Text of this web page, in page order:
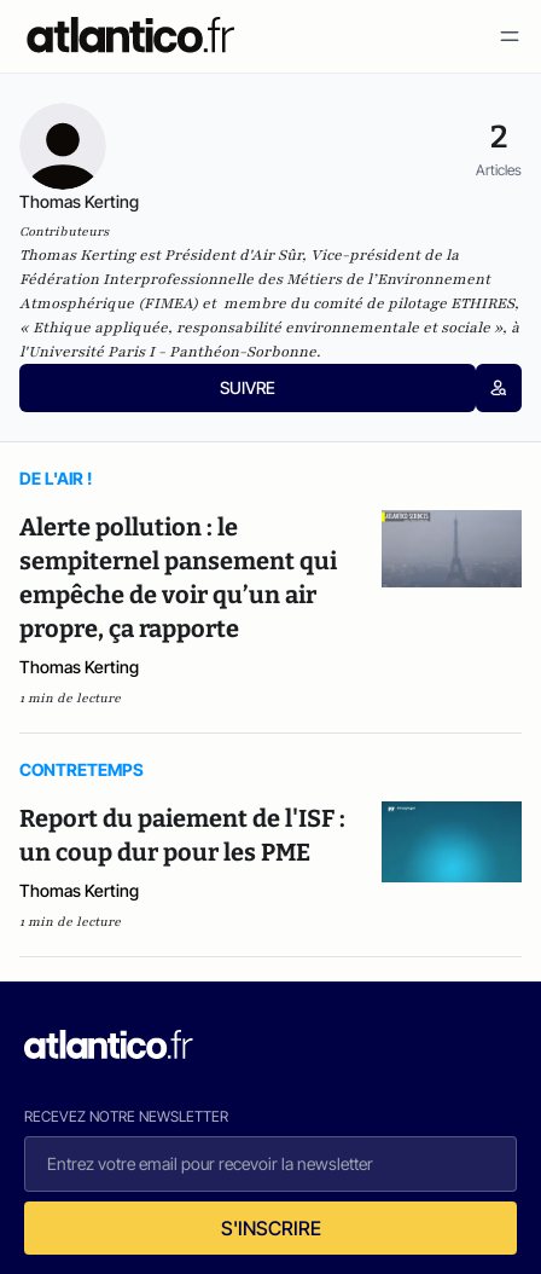
2
Articles
Thomas Kerting
Contributeurs
Thomas Kerting est Président d'Air Sûr, Vice-président de la
Fédération Interprofessionnelle des Métiers de l’Environnement
Atmosphérique (FIMEA) et membre du comité de pilotage ETHIRES,
« Ethique appliquée, responsabilité environnementale et sociale », à
l'Université Paris I - Panthéon-Sorbonne.
SUIVRE
DE L'AIR !
Alerte pollution : le
sempiternel pansement qui
empêche de voir qu’un air
propre, ça rapporte
Thomas Kerting
1 min de lecture
CONTRETEMPS
Report du paiement de l'ISF :
un coup dur pour les PME
Thomas Kerting
1 min de lecture
RECEVEZ NOTRE NEWSLETTER
S'INSCRIRE